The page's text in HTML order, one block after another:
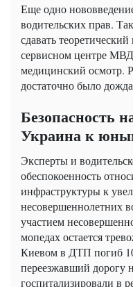
Еще одно
водительских прав.
сдавать
сервисном центре
медицинский осмотр.
достаточно было
Безопасность
Украина к
Эксперты и
обеспокоенность
инфраструктуры к
несовершеннолетних
участием
мопедах остается
Киевом в ДТП погиб
переезжавший дорогу
госпитализировали